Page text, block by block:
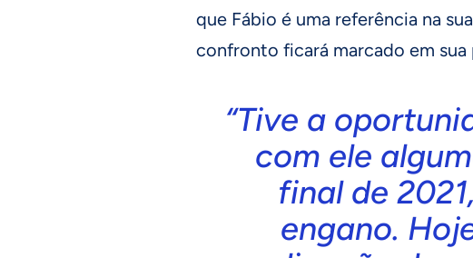
que Fábio é uma referência na
confronto ficará marcado em sua
“Tive a
com ele
final de
engano.